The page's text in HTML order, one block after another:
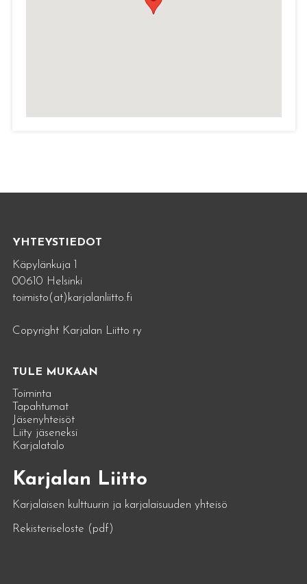
YHTEYSTIEDOT
Käpylänkuja 1
00610 Helsinki
toimisto(at)karjalanliitto.fi
Copyright Karjalan Liitto ry
TULE MUKAAN
Toiminta
Tapahtumat
Jäsenyhteisöt
Liity jäseneksi
Karjalatalo
Karjalan Liitto
Karjalaisen kulttuurin ja karjalaisuuden yhteisö
Rekisteriseloste (pdf)